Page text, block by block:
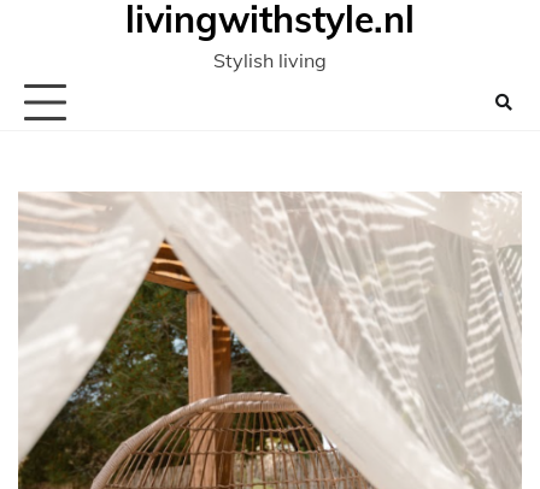
inhoud
livingwithstyle.nl
Stylish living